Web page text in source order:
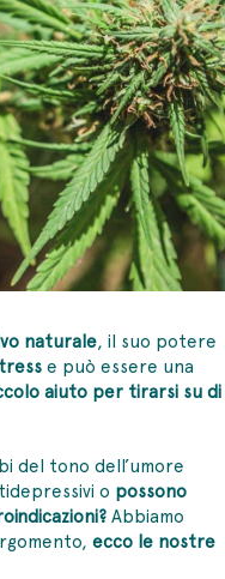
naturale, il suo potere
e può essere una
aiuto per tirarsi su di
del tono dell’umore
o possono
Abbiamo
ecco le nostre